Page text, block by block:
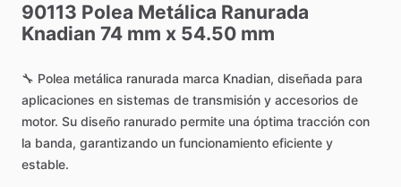
90113 Polea Metálica Ranurada
Knadian 74 mm x 54.50 mm
🔧 Polea metálica ranurada marca Knadian, diseñada para
aplicaciones en sistemas de transmisión y accesorios de
motor. Su diseño ranurado permite una óptima tracción con
la banda, garantizando un funcionamiento eficiente y
estable.